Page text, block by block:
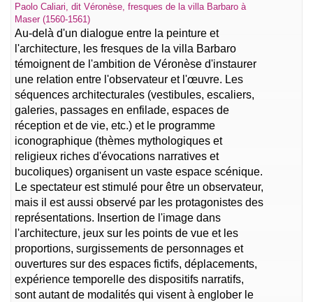
Paolo Caliari, dit Véronèse, fresques de la villa Barbaro à
Maser (1560-1561)
Au-delà d'un dialogue entre la peinture et
l'architecture, les fresques de la villa Barbaro
témoignent de l'ambition de Véronèse d'instaurer
une relation entre l'observateur et l'œuvre. Les
séquences architecturales (vestibules, escaliers,
galeries, passages en enfilade, espaces de
réception et de vie, etc.) et le programme
iconographique (thèmes mythologiques et
religieux riches d'évocations narratives et
bucoliques) organisent un vaste espace scénique.
Le spectateur est stimulé pour être un observateur,
mais il est aussi observé par les protagonistes des
représentations. Insertion de l'image dans
l'architecture, jeux sur les points de vue et les
proportions, surgissements de personnages et
ouvertures sur des espaces fictifs, déplacements,
expérience temporelle des dispositifs narratifs,
sont autant de modalités qui visent à englober le